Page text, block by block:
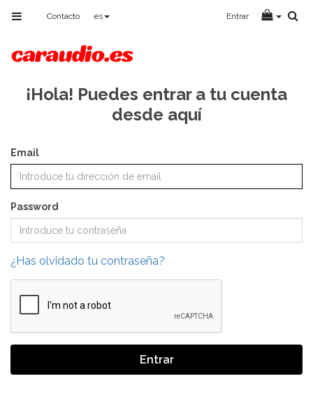
Toggle
navigation
Contacto es Entrar
¡Hola! Puedes entrar a tu cuenta
desde aquí
Email
Password
¿Has olvidado tu contraseña?
Entrar